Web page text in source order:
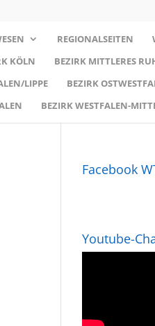
REGIONALSEITEN
KÖLN
BEZIRK MITTLERES
LIPPE
BEZIRK
BEZIRK WESTFALEN-
Facebook
Youtube-